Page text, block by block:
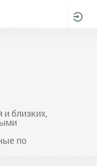
близких,
по